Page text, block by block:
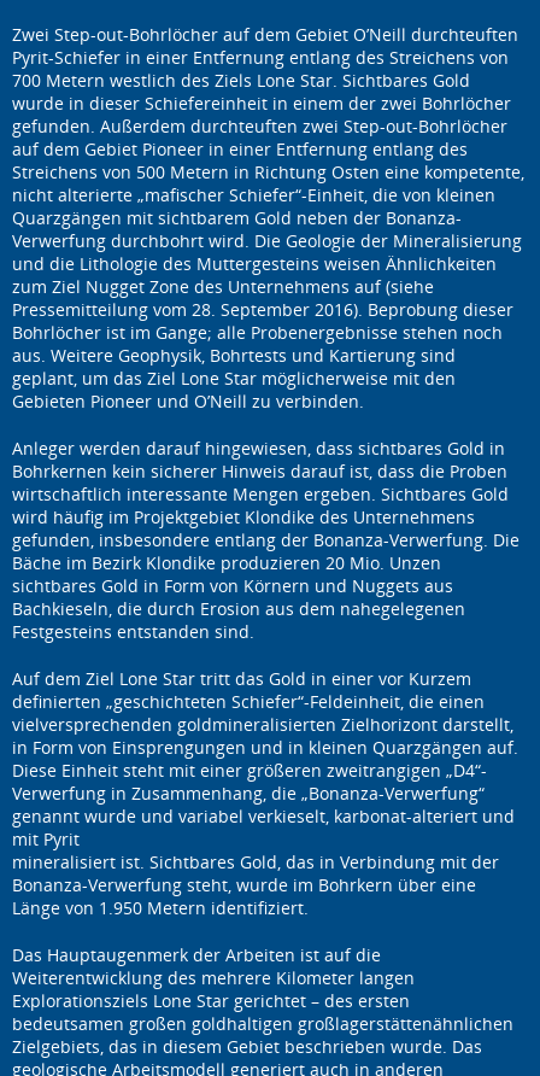
Zwei Step-out-Bohrlöcher auf dem Gebiet O’Neill durchteuften
Pyrit-Schiefer in einer Entfernung entlang des Streichens von
700 Metern westlich des Ziels Lone Star. Sichtbares Gold
wurde in dieser Schiefereinheit in einem der zwei Bohrlöcher
gefunden. Außerdem durchteuften zwei Step-out-Bohrlöcher
auf dem Gebiet Pioneer in einer Entfernung entlang des
Streichens von 500 Metern in Richtung Osten eine kompetente,
nicht alterierte „mafischer Schiefer“-Einheit, die von kleinen
Quarzgängen mit sichtbarem Gold neben der Bonanza-
Verwerfung durchbohrt wird. Die Geologie der Mineralisierung
und die Lithologie des Muttergesteins weisen Ähnlichkeiten
zum Ziel Nugget Zone des Unternehmens auf (siehe
Pressemitteilung vom 28. September 2016). Beprobung dieser
Bohrlöcher ist im Gange; alle Probenergebnisse stehen noch
aus. Weitere Geophysik, Bohrtests und Kartierung sind
geplant, um das Ziel Lone Star möglicherweise mit den
Gebieten Pioneer und O’Neill zu verbinden.
Anleger werden darauf hingewiesen, dass sichtbares Gold in
Bohrkernen kein sicherer Hinweis darauf ist, dass die Proben
wirtschaftlich interessante Mengen ergeben. Sichtbares Gold
wird häufig im Projektgebiet Klondike des Unternehmens
gefunden, insbesondere entlang der Bonanza-Verwerfung. Die
Bäche im Bezirk Klondike produzieren 20 Mio. Unzen
sichtbares Gold in Form von Körnern und Nuggets aus
Bachkieseln, die durch Erosion aus dem nahegelegenen
Festgesteins entstanden sind.
Auf dem Ziel Lone Star tritt das Gold in einer vor Kurzem
definierten „geschichteten Schiefer“-Feldeinheit, die einen
vielversprechenden goldmineralisierten Zielhorizont darstellt,
in Form von Einsprengungen und in kleinen Quarzgängen auf.
Diese Einheit steht mit einer größeren zweitrangigen „D4“-
Verwerfung in Zusammenhang, die „Bonanza-Verwerfung“
genannt wurde und variabel verkieselt, karbonat-alteriert und
mit Pyrit
mineralisiert ist. Sichtbares Gold, das in Verbindung mit der
Bonanza-Verwerfung steht, wurde im Bohrkern über eine
Länge von 1.950 Metern identifiziert.
Das Hauptaugenmerk der Arbeiten ist auf die
Weiterentwicklung des mehrere Kilometer langen
Explorationsziels Lone Star gerichtet – des ersten
bedeutsamen großen goldhaltigen großlagerstättenähnlichen
Zielgebiets, das in diesem Gebiet beschrieben wurde. Das
geologische Arbeitsmodell generiert auch in anderen